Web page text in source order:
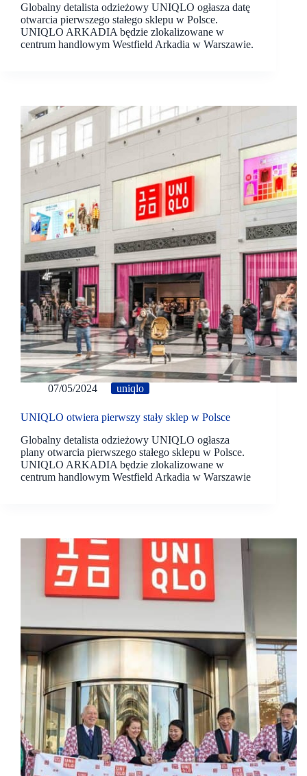
Globalny detalista odzieżowy UNIQLO ogłasza datę
otwarcia pierwszego stałego sklepu w Polsce.
UNIQLO ARKADIA będzie zlokalizowane w
centrum handlowym Westfield Arkadia w Warszawie.
07/05/2024 uniqlo
UNIQLO otwiera pierwszy stały sklep w Polsce
Globalny detalista odzieżowy UNIQLO ogłasza
plany otwarcia pierwszego stałego sklepu w Polsce.
UNIQLO ARKADIA będzie zlokalizowane w
centrum handlowym Westfield Arkadia w Warszawie